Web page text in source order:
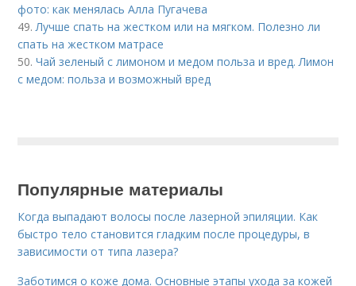
фото: как менялась Алла Пугачева
49.Лучше спать на жестком или на мягком. Полезно ли
спать на жестком матрасе
50.Чай зеленый с лимоном и медом польза и вред. Лимон
с медом: польза и возможный вред
Популярные материалы
Когда выпадают волосы после лазерной эпиляции. Как
быстро тело становится гладким после процедуры, в
зависимости от типа лазера?
Заботимся о коже дома. Основные этапы ухода за кожей